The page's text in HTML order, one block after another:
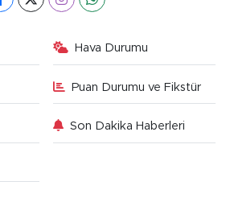
Hava Durumu
Puan Durumu ve Fikstür
Son Dakika Haberleri